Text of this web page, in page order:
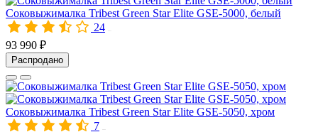
Соковыжималка Tribest Green Star Elite GSE-5000, белый
24
93 990 ₽
Распродано
Соковыжималка Tribest Green Star Elite GSE-5050, хром
7